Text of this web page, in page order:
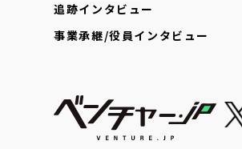
追跡インタビュー
事業承継/役員インタビュー